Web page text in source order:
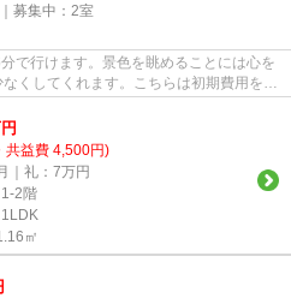
募集中： 2室
で行けます。景色を眺めることには心を
くしてくれます。こちらは初期費用をカ
円
共益費 4,500円)
｜礼：7万円
2階
㎡